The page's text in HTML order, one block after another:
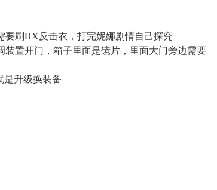
刷HX反击衣，打完妮娜剧情自己探究
置开门，箱子里面是镜片，里面大门旁边需要
是升级换装备